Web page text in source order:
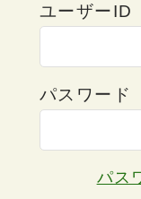
ユーザーID
パスワード
パス